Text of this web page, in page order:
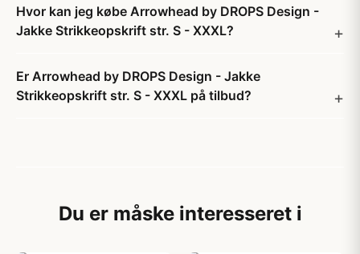
Hvor kan jeg købe Arrowhead by DROPS Design -
Jakke Strikkeopskrift str. S - XXXL?
Er Arrowhead by DROPS Design - Jakke
Strikkeopskrift str. S - XXXL på tilbud?
Du er måske interesseret i